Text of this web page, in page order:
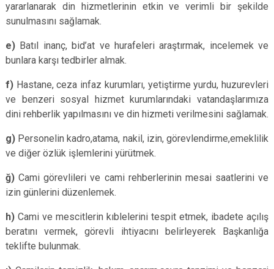
yararlanarak din hizmetlerinin etkin ve verimli bir şekilde
sunulmasını sağlamak.
e) Batıl inanç, bid’at ve hurafeleri araştırmak, incelemek ve
bunlara karşı tedbirler almak.
f) Hastane, ceza infaz kurumları, yetiştirme yurdu, huzurevleri
ve benzeri sosyal hizmet kurumlarındaki vatandaşlarımıza
dini rehberlik yapılmasını ve din hizmeti verilmesini sağlamak.
g) Personelin kadro,atama, nakil, izin, görevlendirme,emeklilik
ve diğer özlük işlemlerini yürütmek.
ğ) Cami görevlileri ve cami rehberlerinin mesai saatlerini ve
izin günlerini düzenlemek.
h) Cami ve mescitlerin kıblelerini tespit etmek, ibadete açılış
beratını vermek, görevli ihtiyacını belirleyerek Başkanlığa
teklifte bulunmak.